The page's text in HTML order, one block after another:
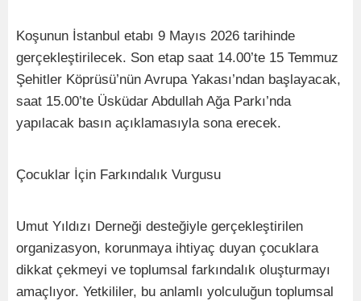
Koşunun İstanbul etabı 9 Mayıs 2026 tarihinde
gerçekleştirilecek. Son etap saat 14.00’te 15 Temmuz
Şehitler Köprüsü’nün Avrupa Yakası’ndan başlayacak,
saat 15.00’te Üsküdar Abdullah Ağa Parkı’nda
yapılacak basın açıklamasıyla sona erecek.
Çocuklar İçin Farkındalık Vurgusu
Umut Yıldızı Derneği desteğiyle gerçekleştirilen
organizasyon, korunmaya ihtiyaç duyan çocuklara
dikkat çekmeyi ve toplumsal farkındalık oluşturmayı
amaçlıyor. Yetkililer, bu anlamlı yolculuğun toplumsal